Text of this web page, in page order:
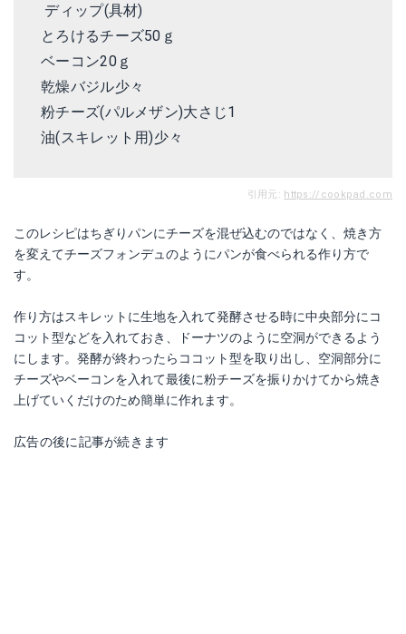
ディップ(具材)
とろけるチーズ50ｇ
ベーコン20ｇ
乾燥バジル少々
粉チーズ(パルメザン)大さじ1
油(スキレット用)少々
引用元: https://cookpad.com
このレシピはちぎりパンにチーズを混ぜ込むのではなく、焼き方
を変えてチーズフォンデュのようにパンが食べられる作り方で
す。
作り方はスキレットに生地を入れて発酵させる時に中央部分にコ
コット型などを入れておき、ドーナツのように空洞ができるよう
にします。発酵が終わったらココット型を取り出し、空洞部分に
チーズやベーコンを入れて最後に粉チーズを振りかけてから焼き
上げていくだけのため簡単に作れます。
広告の後に記事が続きます